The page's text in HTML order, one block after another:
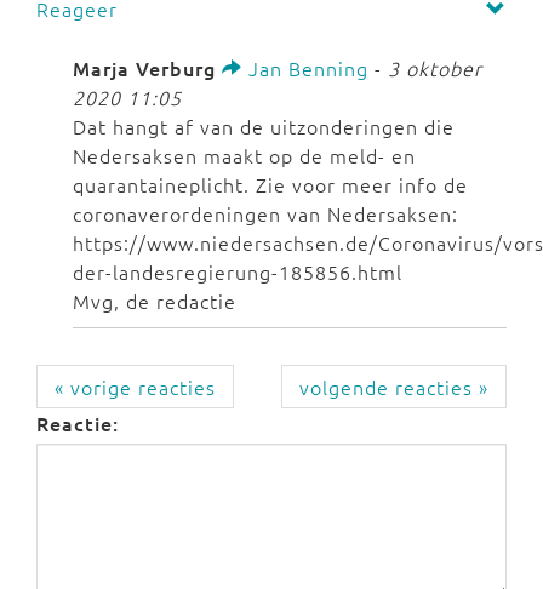
Reageer
Marja Verburg Jan Benning - 3 oktober
2020 11:05
Dat hangt af van de uitzonderingen die
Nedersaksen maakt op de meld- en
quarantaineplicht. Zie voor meer info de
coronaverordeningen van Nedersaksen:
https://www.niedersachsen.de/Coronavirus/
der-landesregierung-185856.html
Mvg, de redactie
« vorige reacties
volgende reacties »
Reactie: